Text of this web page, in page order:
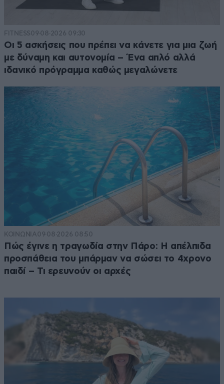
FITNESS09·08·2026 09:30
Οι 5 ασκήσεις που πρέπει να κάνετε για μια ζωή
με δύναμη και αυτονομία – Ένα απλό αλλά
ιδανικό πρόγραμμα καθώς μεγαλώνετε
ΚΟΙΝΩΝΙΑ09·08·2026 08:50
Πώς έγινε η τραγωδία στην Πάρο: Η απέλπιδα
προσπάθεια του μπάρμαν να σώσει το 4χρονο
παιδί – Τι ερευνούν οι αρχές